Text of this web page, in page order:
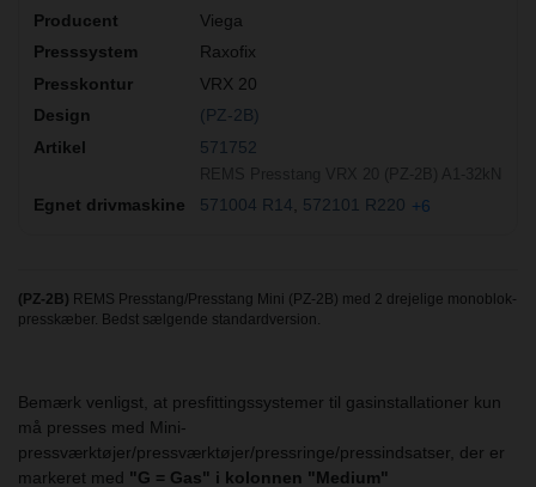
Viega
Raxofix
VRX 20
(PZ-2B)
571752
571004 R14 572101 R220 +6
(PZ-2B) REMS Presstang/Presstang Mini (PZ-2B) med 2 drejelige monoblok-
presskæber. Bedst sælgende standardversion.
Bemærk venligst, at presfittingssystemer til gasinstallationer kun
må presses med Mini-
pressværktøjer/pressværktøjer/pressringe/pressindsatser, der er
markeret med "G = Gas" i kolonnen "Medium"